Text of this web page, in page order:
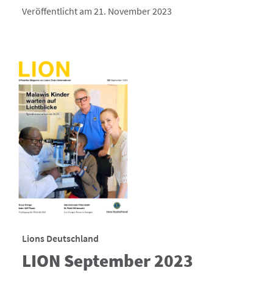
Veröffentlicht am 21. November 2023
Lions Deutschland
LION September 2023